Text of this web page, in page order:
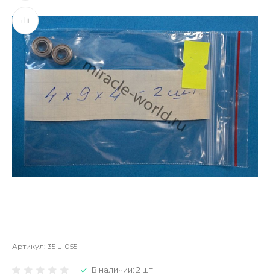
Артикул: 35 L-055
В наличии: 2 шт